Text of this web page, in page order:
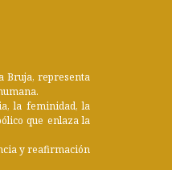
Bruja, representa
la feminidad, la
que enlaza la
y reafirmación